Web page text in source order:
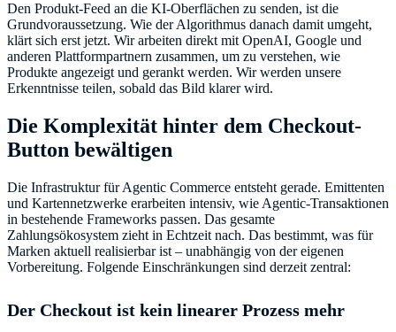
Den Produkt-Feed an die KI-Oberflächen zu senden, ist die
Grundvoraussetzung. Wie der Algorithmus danach damit umgeht,
klärt sich erst jetzt. Wir arbeiten direkt mit OpenAI, Google und
anderen Plattformpartnern zusammen, um zu verstehen, wie
Produkte angezeigt und gerankt werden. Wir werden unsere
Die Komplexität hinter dem Checkout-
Button bewältigen
Die Infrastruktur für Agentic Commerce entsteht gerade. Emittenten
und Kartennetzwerke erarbeiten intensiv, wie Agentic-Transaktionen
in bestehende Frameworks passen. Das gesamte
Zahlungsökosystem zieht in Echtzeit nach. Das bestimmt, was für
Marken aktuell realisierbar ist – unabhängig von der eigenen
Vorbereitung. Folgende Einschränkungen sind derzeit zentral:
Der Checkout ist kein linearer Prozess mehr